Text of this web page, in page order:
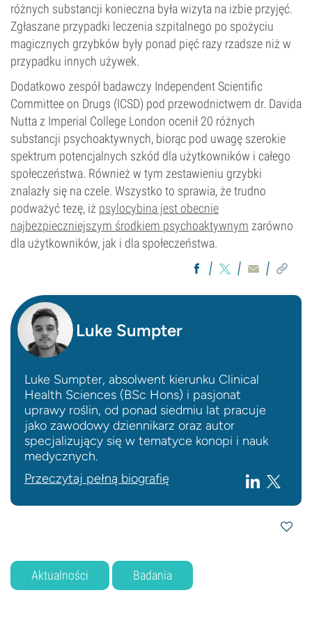
różnych substancji konieczna była wizyta na izbie przyjęć.
Zgłaszane przypadki leczenia szpitalnego po spożyciu
magicznych grzybków były ponad pięć razy rzadsze niż w
przypadku innych używek.
Dodatkowo zespół badawczy Independent Scientific
Committee on Drugs (ICSD) pod przewodnictwem dr. Davida
Nutta z Imperial College London ocenił 20 różnych
substancji psychoaktywnych, biorąc pod uwagę szerokie
spektrum potencjalnych szkód dla użytkowników i całego
społeczeństwa. Również w tym zestawieniu grzybki
znalazły się na czele. Wszystko to sprawia, że trudno
podważyć tezę, iż psylocybina jest obecnie
najbezpieczniejszym środkiem psychoaktywnym zarówno
dla użytkowników, jak i dla społeczeństwa.
Luke Sumpter
Luke Sumpter, absolwent kierunku Clinical
Health Sciences (BSc Hons) i pasjonat
uprawy roślin, od ponad siedmiu lat pracuje
jako zawodowy dziennikarz oraz autor
specjalizujący się w tematyce konopi i nauk
medycznych.
Przeczytaj pełną biografię
Aktualności Badania